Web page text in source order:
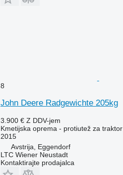
8
John Deere Radgewichte 205kg
3.900 € Z DDV-jem
Kmetijska oprema - protiutež za traktor
2015
Avstrija, Eggendorf
LTC Wiener Neustadt
Kontaktirajte prodajalca